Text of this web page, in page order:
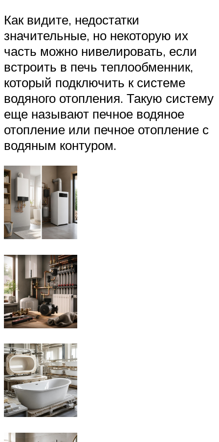
Как видите, недостатки
значительные, но некоторую их
часть можно нивелировать, если
встроить в печь теплообменник,
который подключить к системе
водяного отопления. Такую систему
еще называют печное водяное
отопление или печное отопление с
водяным контуром.